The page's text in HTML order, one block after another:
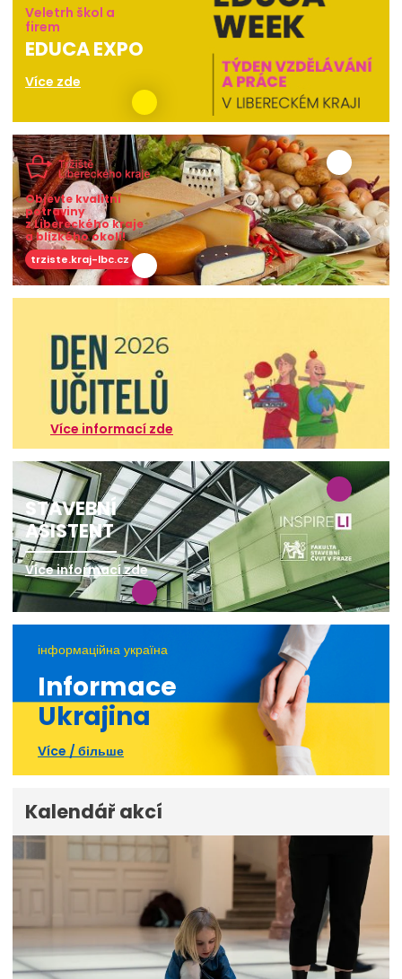
Veletrh škol a
firem
EDUCA EXPO
Více zde
Objevte kvalitní
potraviny
z Libereckého kraje
a blízkého okolí!
trziste.kraj-lbc.cz
Více informací zde
STAVEBNÍ
ASISTENT
Více informací zde
інформаційна україна
Informace
Ukrajina
Více / більше
Kalendář akcí